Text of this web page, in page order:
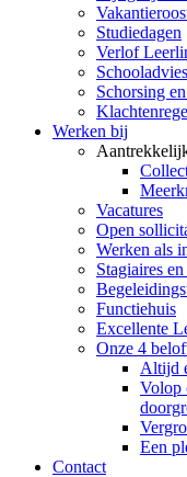
Studiedagen
Verlof
Schorsing
Werken bij
Vacatures
Open
Werken als
Stagiaires
Functiehuis
Excellente
Onze 4
Altijd
Volop
Een
Contact